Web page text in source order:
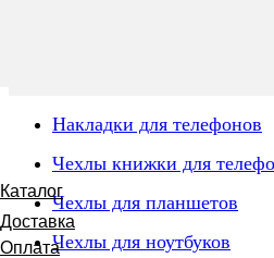
Каталог
Доставка
Оплата
Накладки для телефонов
Чехлы книжки для
Чехлы для планшетов
Чехлы для ноутбуков